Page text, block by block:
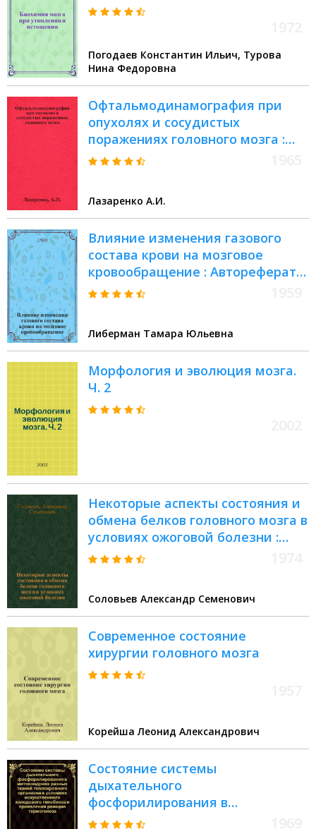
Погодаев Константин Ильич, Турова
Нина Федоровна
Офтальмодинамография при
опухолях и сосудистых
поражениях головного мозга :
Автореферат дис. на соискание
Лазаренко А.И.
Влияние изменения газового
состава крови на мозговое
кровообращение : Автореферат
дис. на соискание учен. степени
Либерман Тамара Юльевна
Морфология и эволюция мозга.
Ч. 2
Некоторые аспекты состояния и
обмена белков головного мозга в
условиях ожоговой болезни :
Автореф. дис. на соиск. учен.
Соловьев Александр Семенович
Современное состояние
хирургии головного мозга
Корейша Леонид Александрович
Состояние системы
дыхательного
фосфорилирования в
митохондриях разных тканей